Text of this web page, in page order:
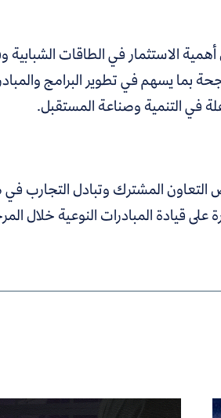
الاستثمار في الطاقات الشبابية
بما يسهم في تطوير البرامج
في التنمية وصناعة المستقبل.
المشترك وتبادل التجارب في
قيادة المبادرات النوعية خلال